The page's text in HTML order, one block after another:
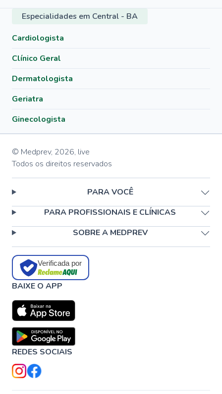
Especialidades em Central - BA
Cardiologista
Clínico Geral
Dermatologista
Geriatra
Ginecologista
© Medprev, 2026, live
Todos os direitos reservados
PARA VOCÊ
PARA PROFISSIONAIS E CLÍNICAS
SOBRE A MEDPREV
Verificada por
BAIXE O APP
REDES SOCIAIS